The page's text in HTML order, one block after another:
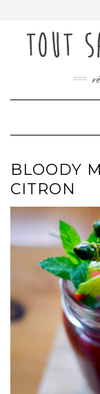
BLOODY
CITRON